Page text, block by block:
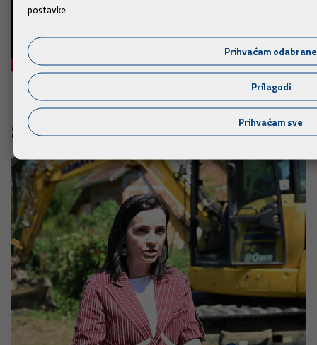
Slične vijesti
postavke.
Prihvaćam odabrane
Prilagodi
Prihvaćam sve